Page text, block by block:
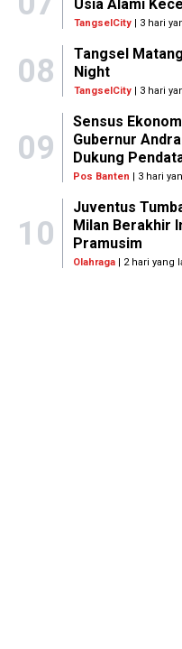
Usia Alami
TangselCity| 3 hari
08
Tangsel
Night
TangselCity| 3 hari
09
Sensus
Gubernur
Dukung
Pos Banten | 3 hari
10
Juventus
Milan Berakhir
Pramusim
Olahraga | 2 hari yang